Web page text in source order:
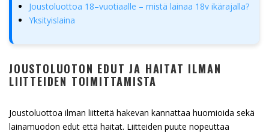
Joustoluottoa 18–vuotiaalle – mistä lainaa 18v ikärajalla?
Yksityislaina
JOUSTOLUOTON EDUT JA HAITAT ILMAN
LIITTEIDEN TOIMITTAMISTA
Joustoluottoa ilman liitteitä hakevan kannattaa huomioida sekä
lainamuodon edut että haitat. Liitteiden puute nopeuttaa